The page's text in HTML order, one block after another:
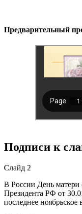
Предварительный
Подписи к
Слайд 2
В России День матери
Президента РФ от
последнее ноябрьское